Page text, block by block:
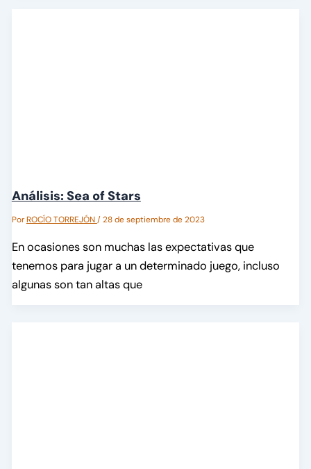
Análisis: Sea of Stars
PorROCÍO TORREJÓN/28 de septiembre de 2023
En ocasiones son muchas las expectativas que
tenemos para jugar a un determinado juego, incluso
algunas son tan altas que